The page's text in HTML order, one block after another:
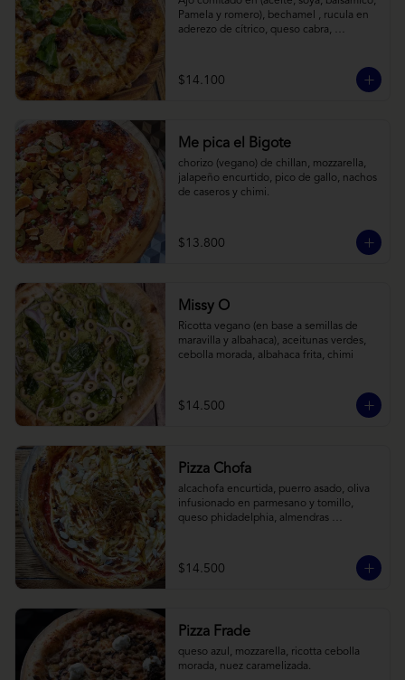
Pamela y romero), bechamel , rucula en
aderezo de cítrico, queso cabra,
$14.100
Me pica el Bigote
chorizo (vegano) de chillan, mozzarella,
jalapeño encurtido, pico de gallo, nachos
de caseros y chimi.
$13.800
Missy O
Ricotta vegano (en base a semillas de
maravilla y albahaca), aceitunas verdes,
cebolla morada, albahaca frita, chimi
$14.500
Pizza Chofa
alcachofa encurtida, puerro asado, oliva
infusionado en parmesano y tomillo,
queso phidadelphia, almendras
$14.500
Pizza Frade
queso azul, mozzarella, ricotta cebolla
morada, nuez caramelizada.